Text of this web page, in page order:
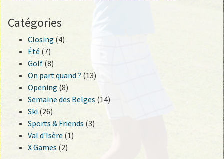
Catégories
Closing (4)
Été (7)
Golf (8)
On part quand ? (13)
Opening (8)
Semaine des Belges (14)
Ski (26)
Sports & Friends (3)
Val d'Isère (1)
X Games (2)